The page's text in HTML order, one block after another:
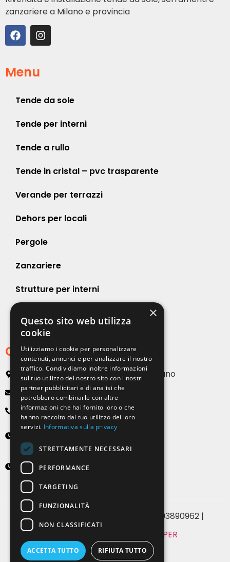
zanzariere a Milano e provincia
Menu
Tende da sole
Tende per interni
Tende a rullo
Tende in cristal – pvc trasparente
Verande per terrazzi
Dehors per locali
Pergole
Zanzariere
Strutture per interni
Contatti
Via Emilia, 13 20090 Buccinasco – Milano
info@solartendemilano.it
+ 39 0239 931 187
Lunedì-Venerdì
8:30 - 12:30 e 14:00 - 18:00
Sabato
9:00 - 12:00 (solo su appuntamento)
© 2024 Solartende SRL | P.IVA 07393890962 |
BY WHITE PAPER
Privacy & Cookie Policy
×
Questo sito web utilizza
cookie
Utilizziamo i cookie per personalizzare
contenuti, annunci e per analizzare il nostro
traffico. Condividiamo inoltre informazioni
sul tuo utilizzo del nostro sito con i nostri
partner pubblicitari e di analisi che
potrebbero combinarle con altre
informazioni che hai fornito loro o che
hanno raccolto dal tuo utilizzo dei loro
servizi. Informativa sulla privacy
STRETTAMENTE NECESSARI
PERFORMANCE
TARGETING
FUNZIONALITÀ
NON CLASSIFICATI
ACCETTA TUTTO RIFIUTA TUTTO